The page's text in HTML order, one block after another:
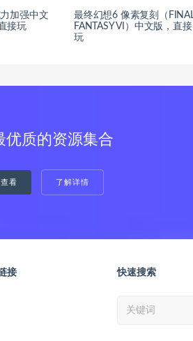
加强中文
接玩
最终幻想6 像素复刻（
FANTASY VI）中文版，直接
玩
优质的资源集合
看 了解详情
接 快速搜索